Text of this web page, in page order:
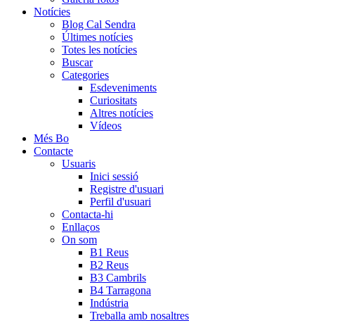
Notícies
Blog Cal Sendra
Últimes notícies
Totes les notícies
Buscar
Categories
Esdeveniments
Curiositats
Altres notícies
Vídeos
Més Bo
Contacte
Usuaris
Inici sessió
Registre d'usuari
Perfil d'usuari
Contacta-hi
Enllaços
On som
B1 Reus
B2 Reus
B3 Cambrils
B4 Tarragona
Indústria
Treballa amb nosaltres